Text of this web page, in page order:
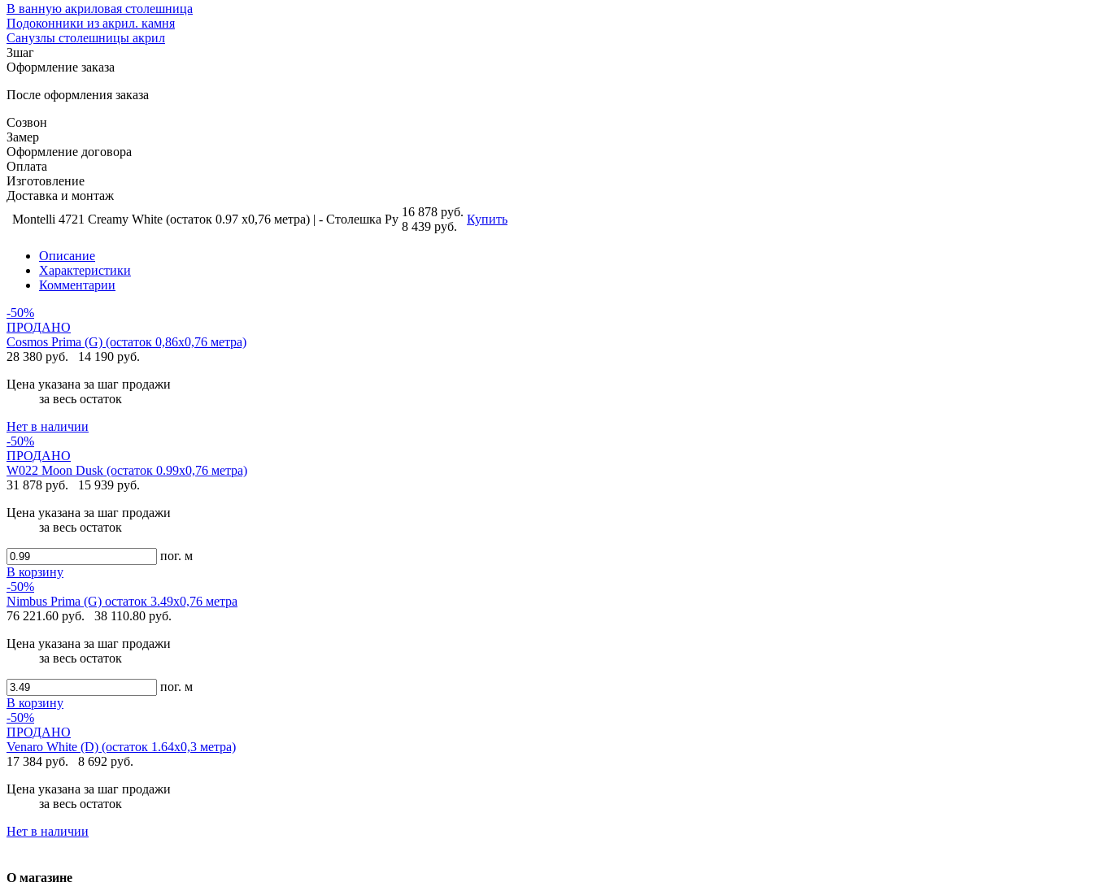
В ванную акриловая столешница
Подоконники из акрил. камня
Санузлы столешницы акрил
3шаг
Оформление заказа
После оформления заказа
Созвон
Замер
Оформление договора
Оплата
Изготовление
Доставка и монтаж
Montelli 4721 Creamy White (остаток 0.97 х0,76 метра) | - Столешка Ру
16 878 руб.
8 439 руб.
Купить
Описание
Характеристики
Комментарии
-50%
ПРОДАНО
Cosmos Prima (G) (остаток 0,86х0,76 метра)
28 380 руб.
14 190 руб.
Цена указана за шаг продажи
за весь остаток
Нет в наличии
-50%
ПРОДАНО
W022 Moon Dusk (остаток 0.99х0,76 метра)
31 878 руб.
15 939 руб.
Цена указана за шаг продажи
за весь остаток
пог. м
В корзину
-50%
Nimbus Prima (G) остаток 3.49х0,76 метра
76 221.60 руб.
38 110.80 руб.
Цена указана за шаг продажи
за весь остаток
пог. м
В корзину
-50%
ПРОДАНО
Venaro White (D) (остаток 1.64х0,3 метра)
17 384 руб.
8 692 руб.
Цена указана за шаг продажи
за весь остаток
Нет в наличии
О магазине